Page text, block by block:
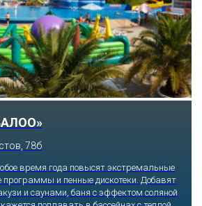
развлечений «Сочи
проспект, 21
попадаешь в сказку: встречаешь
фольклора, получаешь возможность